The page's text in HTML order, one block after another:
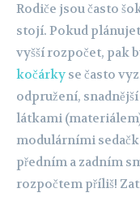
Rodiče jsou často
stojí. Pokud
vyšší rozpočet, pak
kočárky se často
odpružení,
látkami
modulárními
předním a zadním
rozpočtem příliš!